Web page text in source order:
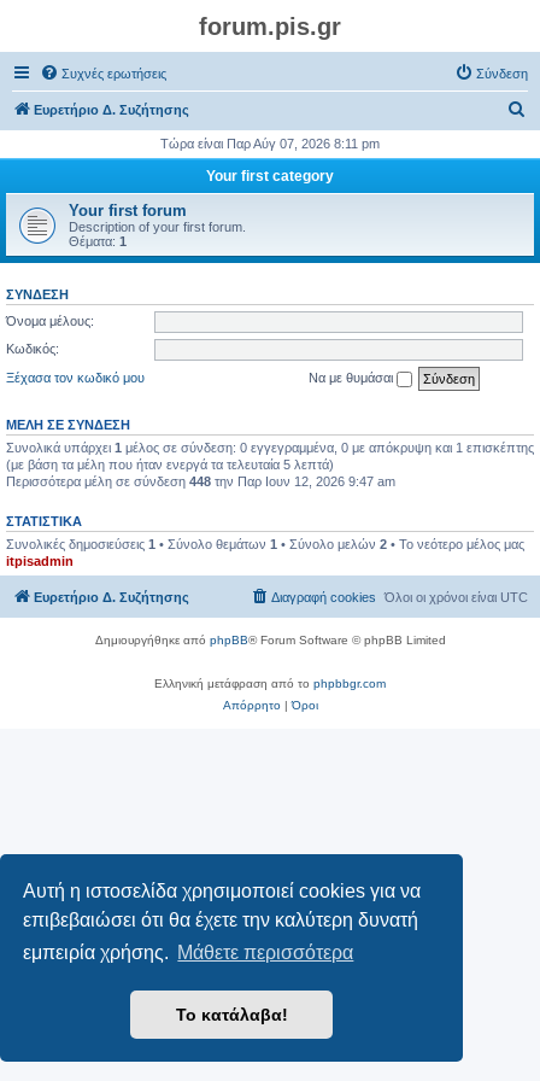
Αυτή η ιστοσελίδα χρησιμοποιεί cookies για να
επιβεβαιώσει ότι θα έχετε την καλύτερη δυνατή
εμπειρία χρήσης. Μάθετε περισσότερα
Το κατάλαβα!
forum.pis.gr
Συχνές ερωτήσεις Σύνδεση
Ευρετήριο Δ. Συζήτησης
ζ
τ
Τώρα είναι Παρ Αύγ 07, 2026 8:11 pm
Your first category
Your first forum
Description of your first forum.
Θέματα: 1
ΣΎΝΔΕΣΗ
Όνομα μέλους:
Κωδικός:
Ξέχασα τον κωδικό μου
Να με θυμάσαι
ΜΈΛΗ ΣΕ ΣΎΝΔΕΣΗ
Συνολικά υπάρχει 1 μέλος σε σύνδεση: 0 εγγεγραμμένα, 0 με απόκρυψη και 1 επισκέπτης
(με βάση τα μέλη που ήταν ενεργά τα τελευταία 5 λεπτά)
Περισσότερα μέλη σε σύνδεση 448 την Παρ Ιουν 12, 2026 9:47 am
ΣΤΑΤΙΣΤΙΚΆ
Συνολικές δημοσιεύσεις 1 • Σύνολο θεμάτων 1 • Σύνολο μελών 2 • Το νεότερο μέλος μας
itpisadmin
Ευρετήριο Δ. Συζήτησης Όλοι οι χρόνοι είναι UTC
Διαγραφή cookies
Δημιουργήθηκε από phpBB® Forum Software © phpBB Limited
Ελληνική μετάφραση από το phpbbgr.com
Απόρρητο|Όροι